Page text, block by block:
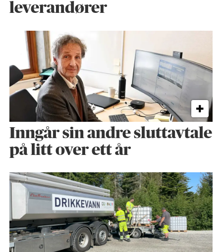
leverandører
Inngår sin andre sluttavtale
på litt over ett år